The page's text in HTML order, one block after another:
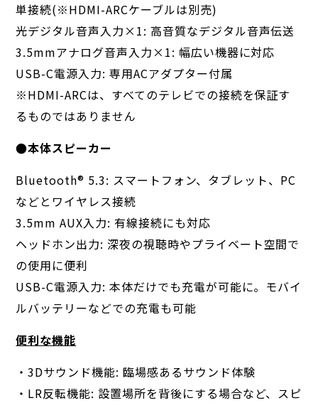
単接続(※HDMI-ARCケーブルは別売)
光デジタル音声入力×1: 高音質なデジタル音声伝送
3.5mmアナログ音声入力×1: 幅広い機器に対応
USB-C電源入力: 専用ACアダプター付属
※HDMI-ARCは、すべてのテレビでの接続を保証す
るものではありません
●本体スピーカー
Bluetooth®︎ 5.3: スマートフォン、タブレット、PC
などとワイヤレス接続
3.5mm AUX入力: 有線接続にも対応
ヘッドホン出力: 深夜の視聴時やプライベート空間で
の使用に便利
USB-C電源入力: 本体だけでも充電が可能に。モバイ
ルバッテリーなどでの充電も可能
便利な機能
・3Dサウンド機能: 臨場感あるサウンド体験
・LR反転機能: 設置場所を背後にする場合など、スピ